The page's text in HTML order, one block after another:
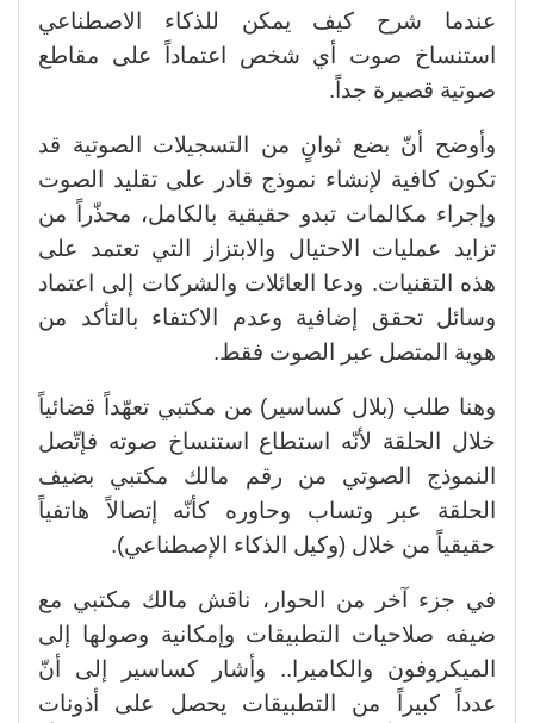
عندما شرح كيف يمكن للذكاء الاصطناعي
استنساخ صوت أي شخص اعتماداً على مقاطع
صوتية قصيرة جداً.
وأوضح أنّ بضع ثوانٍ من التسجيلات الصوتية قد
تكون كافية لإنشاء نموذج قادر على تقليد الصوت
وإجراء مكالمات تبدو حقيقية بالكامل، محذّراً من
تزايد عمليات الاحتيال والابتزاز التي تعتمد على
هذه التقنيات. ودعا العائلات والشركات إلى اعتماد
وسائل تحقق إضافية وعدم الاكتفاء بالتأكد من
هوية المتصل عبر الصوت فقط.
وهنا طلب (بلال كساسير) من مكتبي تعهّداً قضائياً
خلال الحلقة لأنّه استطاع استنساخ صوته فإتّصل
النموذج الصوتي من رقم مالك مكتبي بضيف
الحلقة عبر وتساب وحاوره كأنّه إتصالاً هاتفياً
حقيقياً من خلال (وكيل الذكاء الإصطناعي).
في جزء آخر من الحوار، ناقش مالك مكتبي مع
ضيفه صلاحيات التطبيقات وإمكانية وصولها إلى
الميكروفون والكاميرا.. وأشار كساسير إلى أنّ
عدداً كبيراً من التطبيقات يحصل على أذونات